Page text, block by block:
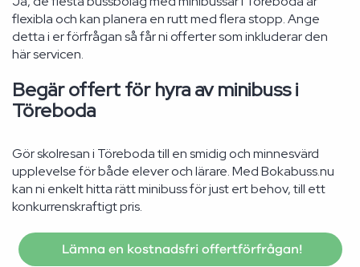
flexibla och kan planera en rutt med flera stopp. Ange
detta i er förfrågan så får ni offerter som inkluderar den
här servicen.
Begär offert för hyra av minibuss i
Töreboda
Gör skolresan i Töreboda till en smidig och minnesvärd
upplevelse för både elever och lärare. Med Bokabuss.nu
kan ni enkelt hitta rätt minibuss för just ert behov, till ett
konkurrenskraftigt pris.
Lämna en kostnadsfri offertförfrågan!